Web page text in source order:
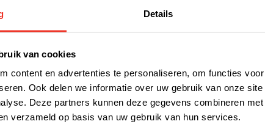
Details
van cookies
content en advertenties te personaliseren, om functies
Ook delen we informatie over uw gebruik van onze
Deze partners kunnen deze gegevens combineren
verzameld op basis van uw gebruik van hun services.
een objectbeveiliger die een oogje in het zeil houdt bij uw
services. Ook ad-hochulp bij calamiteiten of